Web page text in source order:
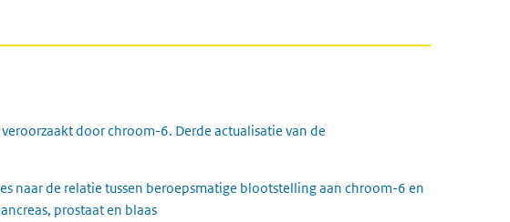
door chroom-6. Derde actualisatie van de
naar de relatie tussen beroepsmatige blootstelling aan chroom-6 en
prostaat en blaas